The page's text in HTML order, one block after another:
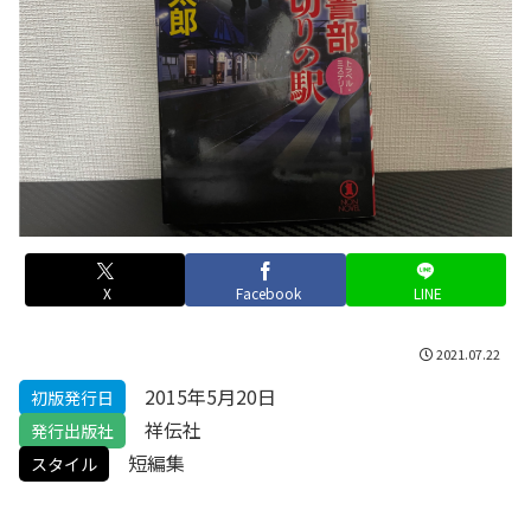
X Facebook LINE
2021.07.22
初版発行日 2015年5月20日
発行出版社 祥伝社
スタイル 短編集